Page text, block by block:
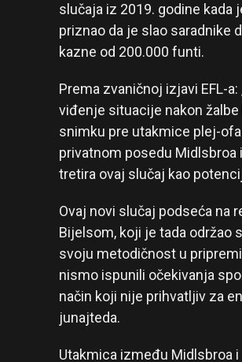
slučaja iz 2019. godine kada
priznao da je slao saradnike
kazne od 200.000 funti.
Prema zvaničnoj izjavi EFL-
viđenje situacije nakon
snimku pre utakmice plej-
privatnom posedu
tretira ovaj slučaj kao
Ovaj novi slučaj podseća na
Bijelsom, koji je tada održao
svoju metodičnost u
nismo ispunili očekivanja
način koji nije prihvatljiv za
junajteda.
Utakmica između Midlsbroa